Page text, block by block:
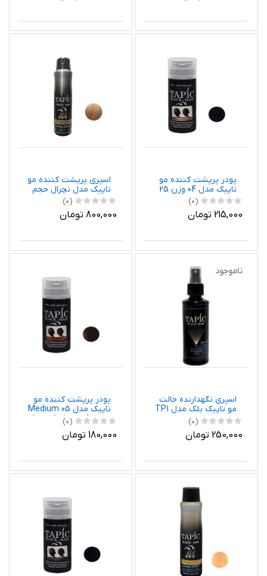
پودر پرپشت کننده مو
تاپیک مدل 04 وزن 25
گرم رنگ قهوه ای
(0)
215,000 تومان
اسپری پرپشت کننده مو
تاپیک مدل نچرال حجم
150 میلی لیتر رنگ بلوند
(0)
800,000 تومان
ناموجود
اسپری نگهدارنده حالت
مو تاپیک بلک مدل TP1
حجم 120 میلی لیتر
(0)
250,000 تومان
پودر پرپشت کننده مو
تاپیک مدل 05 Medium
brown وزن 25 گرم رنگ
قهوه ای روشن
(0)
180,000 تومان